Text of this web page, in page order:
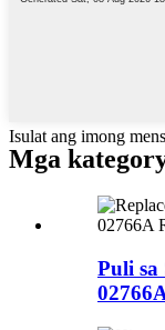
Isulat ang imong
Mga
Puli